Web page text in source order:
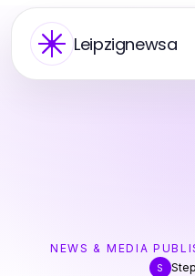
Leipzignewsa
NEWS & MEDIA
S